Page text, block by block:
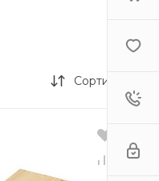
9.00-18.00
г. Узловая, Базарная
Пн - Сб: 9.00-17.00 Вс:
Сортировка